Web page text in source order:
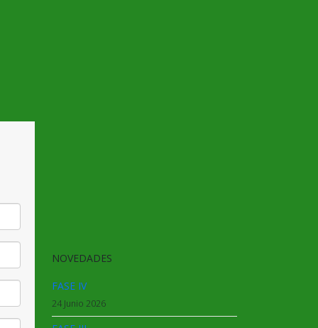
NOVEDADES
FASE IV
24 Junio 2026